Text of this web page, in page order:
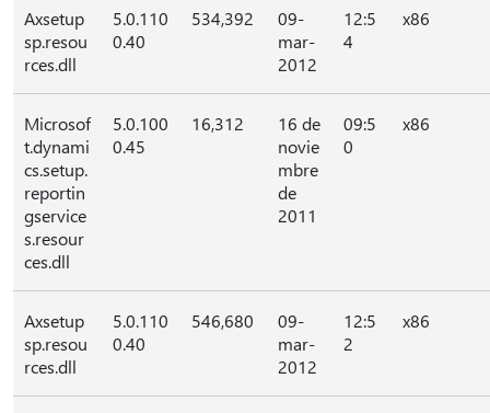
Axsetup
sp.resou
rces.dll
5.0.110
0.40
534,392
09-
mar-
2012
12:5
4
x86
Microsof
t.dynami
cs.setup.
reportin
gservice
s.resour
ces.dll
5.0.100
0.45
16,312
16 de
novie
mbre
de
2011
09:5
0
x86
Axsetup
sp.resou
rces.dll
5.0.110
0.40
546,680
09-
mar-
2012
12:5
2
x86